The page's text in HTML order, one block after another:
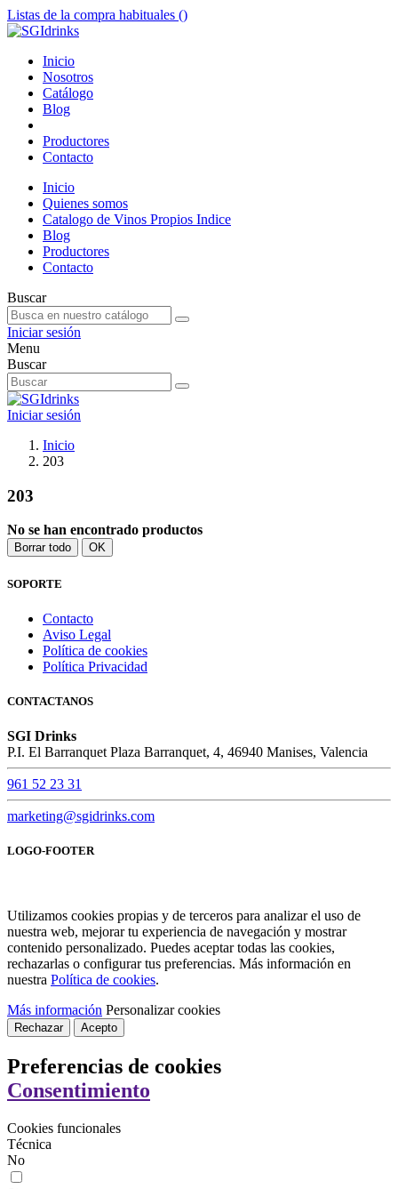
Listas de la compra habituales ()
Inicio
Nosotros
Catálogo
Blog
Productores
Contacto
Inicio
Quienes somos
Catalogo de Vinos Propios Indice
Blog
Productores
Contacto
Buscar
Iniciar sesión
Menu
Buscar
Iniciar sesión
Inicio
203
203
No se han encontrado productos
Borrar todo OK
SOPORTE
Contacto
Aviso Legal
Política de cookies
Política Privacidad
CONTACTANOS
SGI Drinks
P.I. El Barranquet Plaza Barranquet, 4, 46940 Manises, Valencia
961 52 23 31
marketing@sgidrinks.com
LOGO-FOOTER
Utilizamos cookies propias y de terceros para analizar el uso de
nuestra web, mejorar tu experiencia de navegación y mostrar
contenido personalizado. Puedes aceptar todas las cookies,
rechazarlas o configurar tus preferencias. Más información en
nuestra Política de cookies.
Más información Personalizar cookies
Rechazar Acepto
Preferencias de cookies
Consentimiento
Cookies funcionales
Técnica
No